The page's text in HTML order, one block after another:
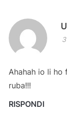
Ahahah io li
ruba!!!
RISPONDI